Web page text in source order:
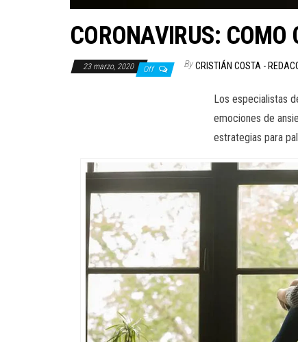
CORONAVIRUS:
23 marzo, 2020 Off By CRISTIÁN COSTA -
Los especialistas
emociones de
estrategias para